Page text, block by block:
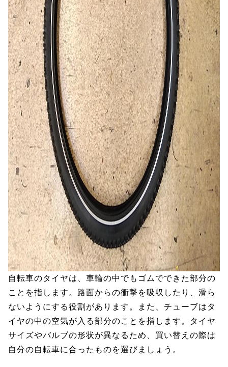
自転車のタイヤは、車輪の中でもゴムでできた部分の
ことを指します。路面からの衝撃を吸収したり、滑ら
ないようにする役割があります。また、チューブはタ
イヤの中の空気が入る部分のことを指します。タイヤ
サイズやバルブの形状が異なるため、買い替えの際は
自分の自転車に合ったものを選びましょう。